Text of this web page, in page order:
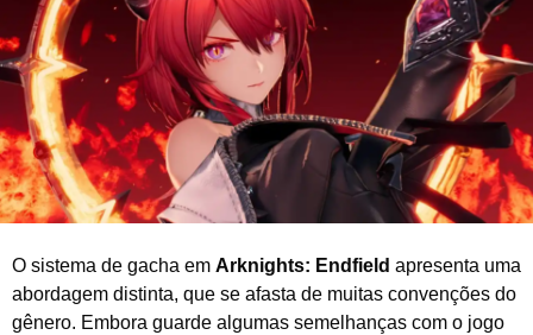
o
d
e
2
2
6
O sistema de gacha em Arknights: Endfield apresenta uma
abordagem distinta, que se afasta de muitas convenções do
gênero. Embora guarde algumas semelhanças com o jogo